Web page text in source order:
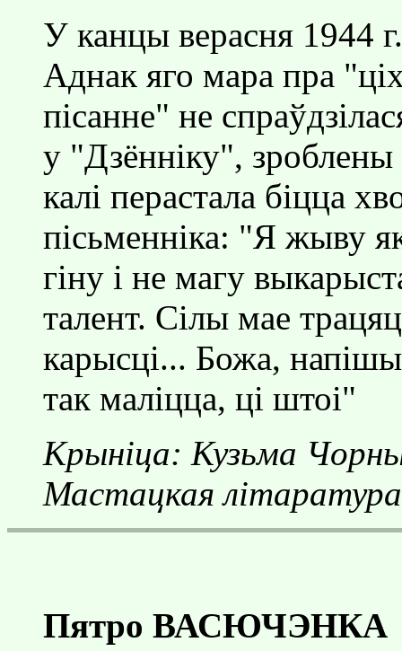
У канцы верасня 1944
Аднак яго мара пра
пiсанне" не
у "Дзённiку", зроблены
калi перастала бiцца
пiсьменнiка: "Я жыву
гiну i не магу
талент. Сiлы мае
карысцi... Божа,
так малiцца, цi штоi"
Крынiца: Кузьма
Мастацкая
Пятро ВАСЮЧЭНКА